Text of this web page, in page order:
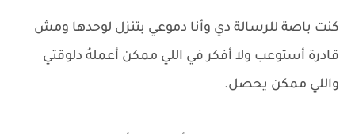
كنت باصة للرسالة دي وأنا دموعي بتنزل لوحدها ومش
قادرة أستوعب ولا أفكر في اللي ممكن أعملهُ دلوقتي
واللي ممكن يحصل.